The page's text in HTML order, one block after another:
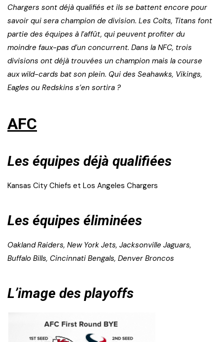
Chargers sont déjà qualifiés et ils se battent encore pour
savoir qui sera champion de division. Les Colts, Titans font
partie des équipes à l’affût, qui peuvent profiter du
moindre faux-pas d’un concurrent. Dans la NFC, trois
divisions ont déjà trouvées un champion mais la course
aux wild-cards bat son plein. Qui des Seahawks, Vikings,
Eagles ou Redskins s’en sortira ?
AFC
Les équipes déjà qualifiées
Kansas City Chiefs et Los Angeles Chargers
Les équipes éliminées
Oakland Raiders, New York Jets, Jacksonville Jaguars,
Buffalo Bills, Cincinnati Bengals, Denver Broncos
L’image des playoffs